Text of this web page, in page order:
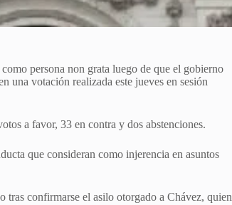
como persona non grata luego de que el gobierno
una votación realizada este jueves en sesión
a favor, 33 en contra y dos abstenciones.
que consideran como injerencia en asuntos
confirmarse el asilo otorgado a Chávez, quien